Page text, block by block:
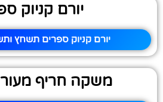
יורם קניוק
יורם קניוק ספרים תשחץ
משקה חריף